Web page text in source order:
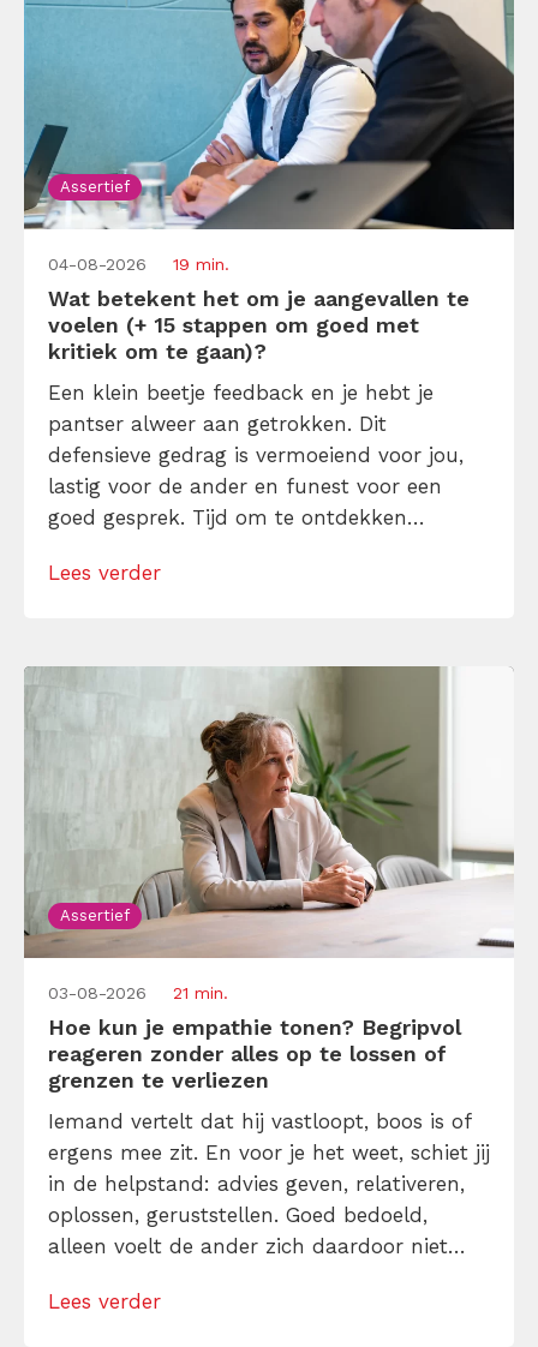
Assertief
04-08-2026 19 min.
Wat betekent het om je aangevallen te
voelen (+ 15 stappen om goed met
kritiek om te gaan)?
Een klein beetje feedback en je hebt je
pantser alweer aan getrokken. Dit
defensieve gedrag is vermoeiend voor jou,
lastig voor de ander en funest voor een
goed gesprek. Tijd om te ontdekken
schiet. Leer bovendien 15 concrete stappen
Lees verder
Assertief
03-08-2026 21 min.
Hoe kun je empathie tonen? Begripvol
reageren zonder alles op te lossen of
grenzen te verliezen
Iemand vertelt dat hij vastloopt, boos is of
ergens mee zit. En voor je het weet, schiet jij
in de helpstand: advies geven, relativeren,
oplossen, geruststellen. Goed bedoeld,
alleen voelt de ander zich daardoor niet
gesprek betekent dat je eerst probeert te
Lees verder